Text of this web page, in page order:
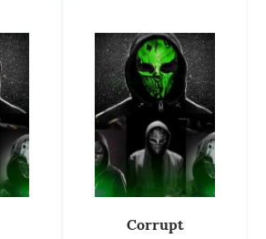
Corrupt